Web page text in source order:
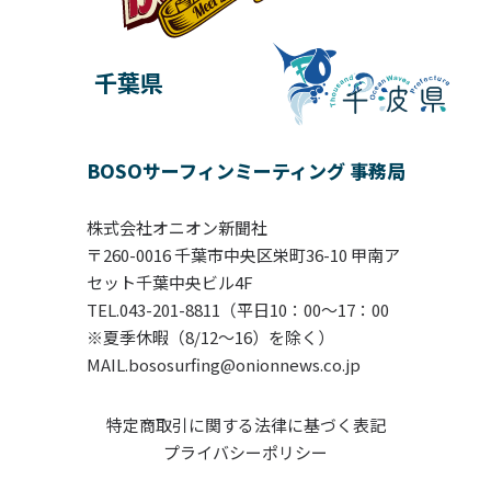
千葉県
BOSOサーフィンミーティング 事務局
株式会社オニオン新聞社
〒260-0016 千葉市中央区栄町36-10 甲南ア
セット千葉中央ビル4F
TEL.043-201-8811（平日10：00〜17：00
※夏季休暇（8/12～16）を除く）
MAIL.bososurfing@onionnews.co.jp
特定商取引に関する法律に基づく表記
プライバシーポリシー